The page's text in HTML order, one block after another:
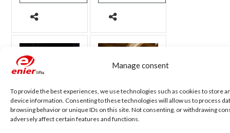
Manage consent
To provide the best experiences, we use technologies such as cookies to store
device information. Consenting to these technologies will allow us to process
browsing behavior or unique IDs on this site. Not consenting, or withdrawing
adversely affect certain features and functions.